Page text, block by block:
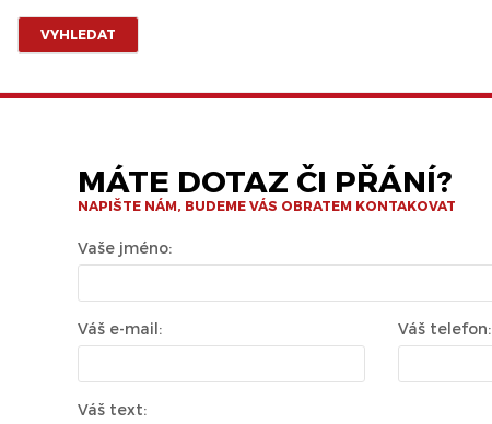
VYHLEDAT
MÁTE DOTAZ ČI PŘÁNÍ?
NAPIŠTE NÁM, BUDEME VÁS OBRATEM KONTAKOVAT
Vaše jméno:
Váš e-mail: Váš telefon:
Váš text: